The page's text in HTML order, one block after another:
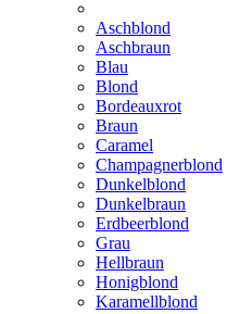
Aschblond
Aschbraun
Blau
Blond
Bordeauxrot
Braun
Caramel
Champagnerblond
Dunkelblond
Dunkelbraun
Erdbeerblond
Grau
Hellbraun
Honigblond
Karamellblond